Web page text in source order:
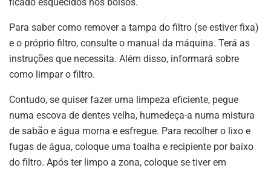
Para saber como remover a tampa do filtro (se estiver fixa)
e o próprio filtro, consulte o manual da máquina. Terá as
instruções que necessita. Além disso, informará sobre
como limpar o filtro.
Contudo, se quiser fazer uma limpeza eficiente, pegue
numa escova de dentes velha, humedeça-a numa mistura
de sabão e água morna e esfregue. Para recolher o lixo e
fugas de água, coloque uma toalha e recipiente por baixo
do filtro. Após ter limpo a zona, coloque se tiver em